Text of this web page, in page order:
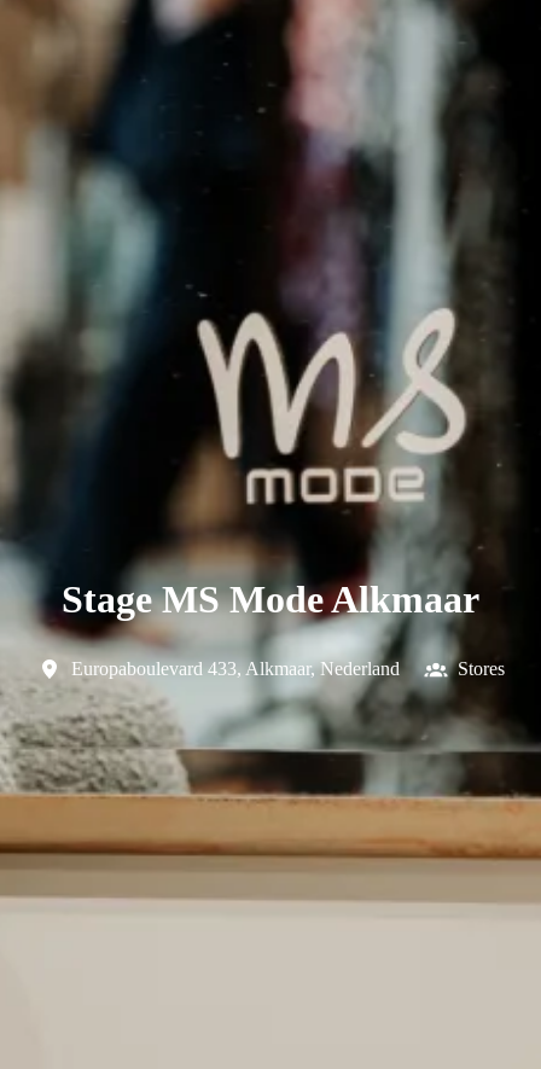
Stage MS Mode Alkmaar
Europaboulevard 433, Alkmaar, Nederland Stores